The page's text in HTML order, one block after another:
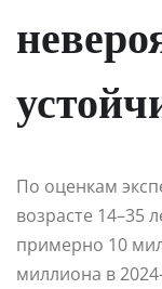
По оценкам
возрасте 14–35
примерно 10
миллиона в